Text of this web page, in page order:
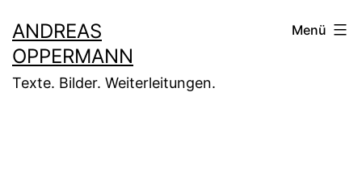
Inhalt
springen
ANDREAS
OPPERMANN
Texte. Bilder. Weiterleitungen.
Menü